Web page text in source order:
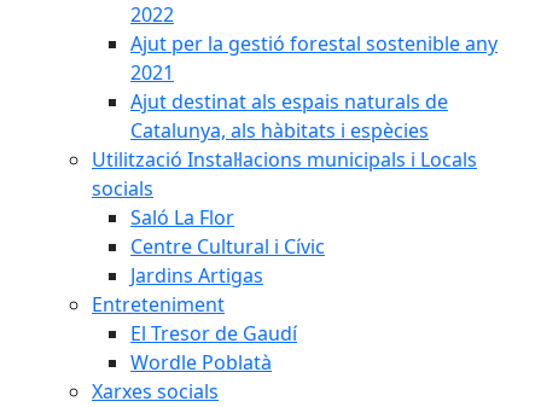
2022
Ajut per la gestió forestal sostenible any
2021
Ajut destinat als espais naturals de
Catalunya, als hàbitats i espècies
Utilització Instal·lacions municipals i Locals
socials
Saló La Flor
Centre Cultural i Cívic
Jardins Artigas
Entreteniment
El Tresor de Gaudí
Wordle Poblatà
Xarxes socials